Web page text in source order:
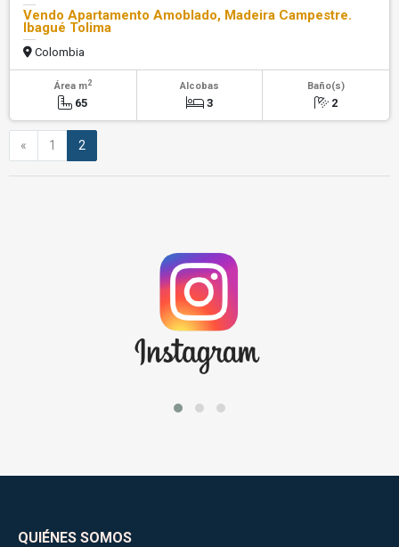
Vendo Apartamento Amoblado, Madeira Campestre.
Ibagué Tolima
Colombia
Área m2
65
Alcobas
3
Baño(s)
2
« Anterior
1 2
QUIÉNES SOMOS